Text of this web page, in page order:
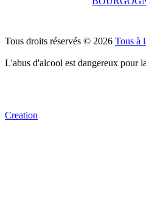
Tous droits réservés © 2026 Tous à
L'abus d'alcool est dangereux pour
Creation